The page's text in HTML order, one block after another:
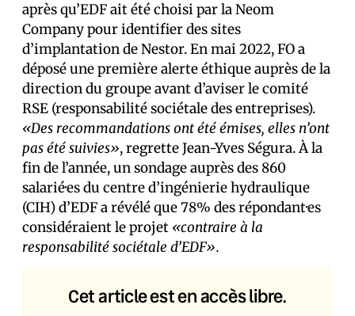
après qu’EDF ait été choisi par la Neom
Company pour identifier des sites
d’implantation de Nestor. En mai 2022, FO a
déposé une première alerte éthique auprès de la
direction du groupe avant d’aviser le comité
RSE (responsabilité sociétale des entreprises).
«Des recommandations ont été émises, elles n’ont
pas été suivies», regrette Jean-Yves Ségura. À la
fin de l’année, un sondage auprès des 860
salarié·es du centre d’ingénierie hydraulique
(CIH) d’EDF a révélé que 78% des répondant·es
considéraient le projet «contraire à la
responsabilité sociétale d’EDF».
Cet article est en accès libre.